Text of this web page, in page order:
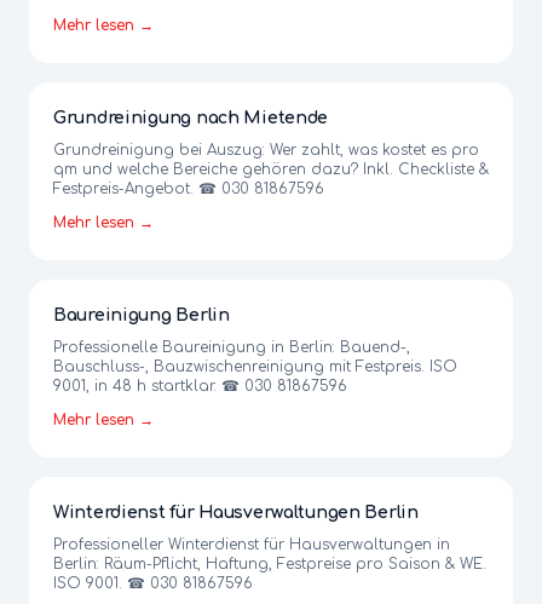
Mehr lesen →
Grundreinigung nach Mietende
Grundreinigung bei Auszug: Wer zahlt, was kostet es pro
qm und welche Bereiche gehören dazu? Inkl. Checkliste &
Festpreis-Angebot. ☎ 030 81867596
Mehr lesen →
Baureinigung Berlin
Professionelle Baureinigung in Berlin: Bauend-,
Bauschluss-, Bauzwischenreinigung mit Festpreis. ISO
9001, in 48 h startklar. ☎ 030 81867596
Mehr lesen →
Winterdienst für Hausverwaltungen Berlin
Professioneller Winterdienst für Hausverwaltungen in
Berlin: Räum-Pflicht, Haftung, Festpreise pro Saison & WE.
ISO 9001. ☎ 030 81867596